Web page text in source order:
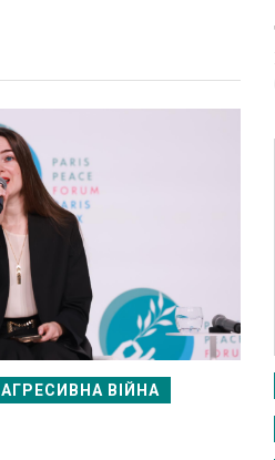
АГРЕСИВНА ВІЙНА